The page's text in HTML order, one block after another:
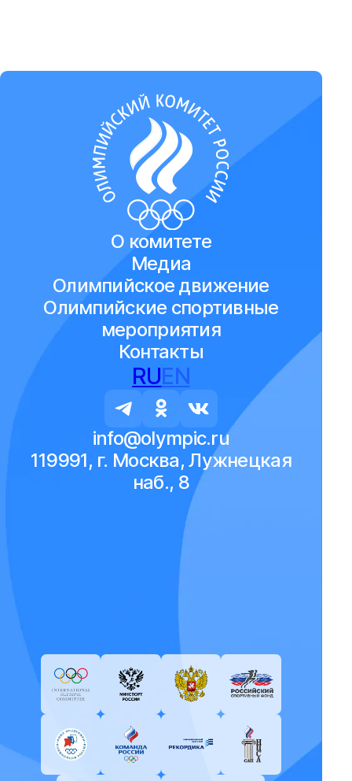
О комитете
Медиа
Олимпийское движение
Олимпийские спортивные
мероприятия
Контакты
RUEN
info@olympic.ru
119991, г. Москва, Лужнецкая
наб., 8